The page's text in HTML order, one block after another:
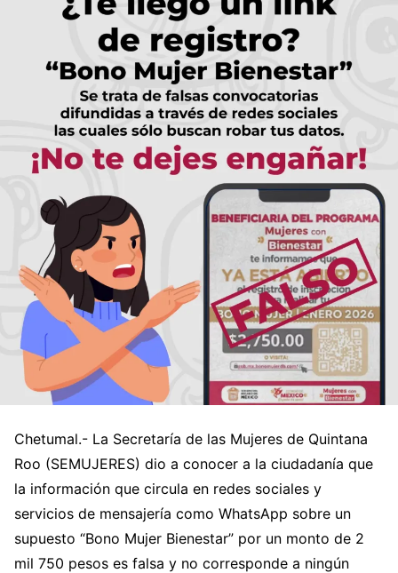
Chetumal.- La Secretaría de las Mujeres de Quintana
Roo (SEMUJERES) dio a conocer a la ciudadanía que
la información que circula en redes sociales y
servicios de mensajería como WhatsApp sobre un
supuesto “Bono Mujer Bienestar” por un monto de 2
mil 750 pesos es falsa y no corresponde a ningún